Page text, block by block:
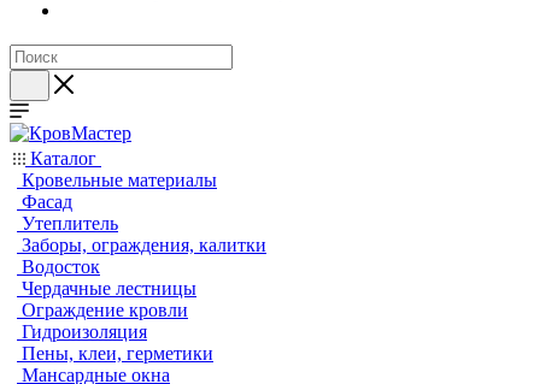
Каталог
Кровельные материалы
Фасад
Утеплитель
Заборы, ограждения, калитки
Водосток
Чердачные лестницы
Ограждение кровли
Гидроизоляция
Пены, клеи, герметики
Мансардные окна